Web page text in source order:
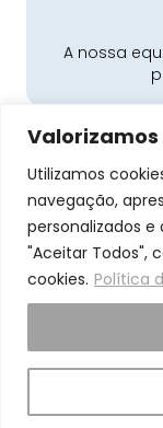
Utilizamos
navegação,
personalizados
"Aceitar Todos",
cookies. Política
A nossa
Gravidez e
Puericultura |
| Hora de